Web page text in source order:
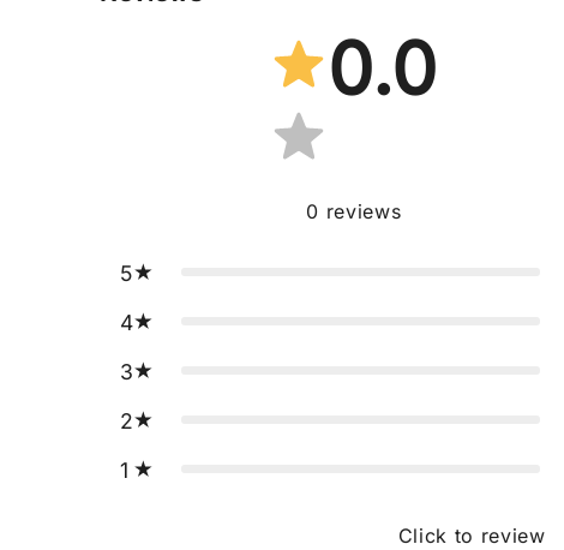
0.0
0 reviews
5
4
3
2
1
Click to review